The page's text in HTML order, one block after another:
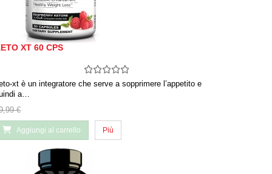
XT 60 CPS
xt è un integratore che serve a sopprimere l’appetito e
a…
€
Aggiungi al carrello Più